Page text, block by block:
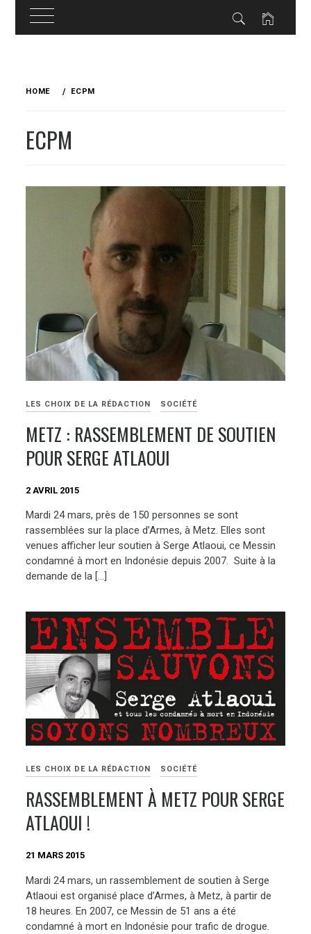
HOME ECPM
ECPM
LES CHOIX DE LA RÉDACTION SOCIÉTÉ
METZ : RASSEMBLEMENT DE SOUTIEN
POUR SERGE ATLAOUI
2 AVRIL 2015
Mardi 24 mars, près de 150 personnes se sont
rassemblées sur la place d’Armes, à Metz. Elles sont
venues afficher leur soutien à Serge Atlaoui, ce Messin
condamné à mort en Indonésie depuis 2007. Suite à la
demande de la […]
LES CHOIX DE LA RÉDACTION SOCIÉTÉ
RASSEMBLEMENT À METZ POUR SERGE
ATLAOUI !
21 MARS 2015
Mardi 24 mars, un rassemblement de soutien à Serge
Atlaoui est organisé place d’Armes, à Metz, à partir de
18 heures. En 2007, ce Messin de 51 ans a été
condamné à mort en Indonésie pour trafic de drogue.